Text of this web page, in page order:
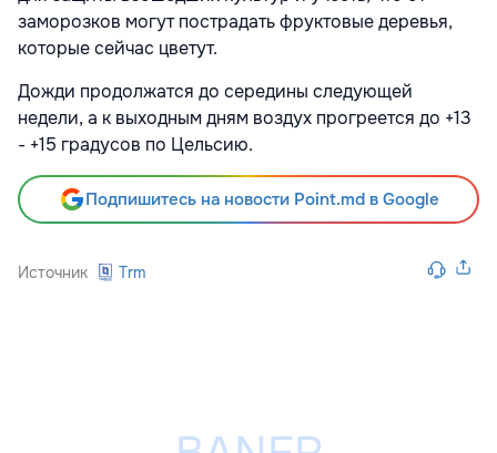
заморозков могут пострадать фруктовые деревья,
которые сейчас цветут.
Дожди продолжатся до середины следующей
недели, а к выходным дням воздух прогреется до +13
- +15 градусов по Цельсию.
Подпишитесь на новости Point.md в Google
Источник Trm